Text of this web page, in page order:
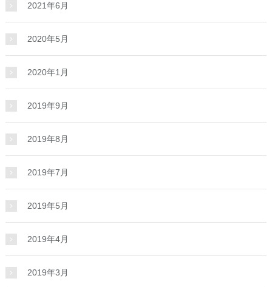
2021年6月
2020年5月
2020年1月
2019年9月
2019年8月
2019年7月
2019年5月
2019年4月
2019年3月